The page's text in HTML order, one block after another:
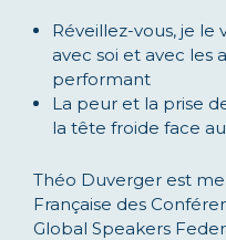
Réveillez-vous, je
avec soi et avec les
performant
La peur et la prise
la tête froide face
Théo Duverger est
Française des
Global Speakers